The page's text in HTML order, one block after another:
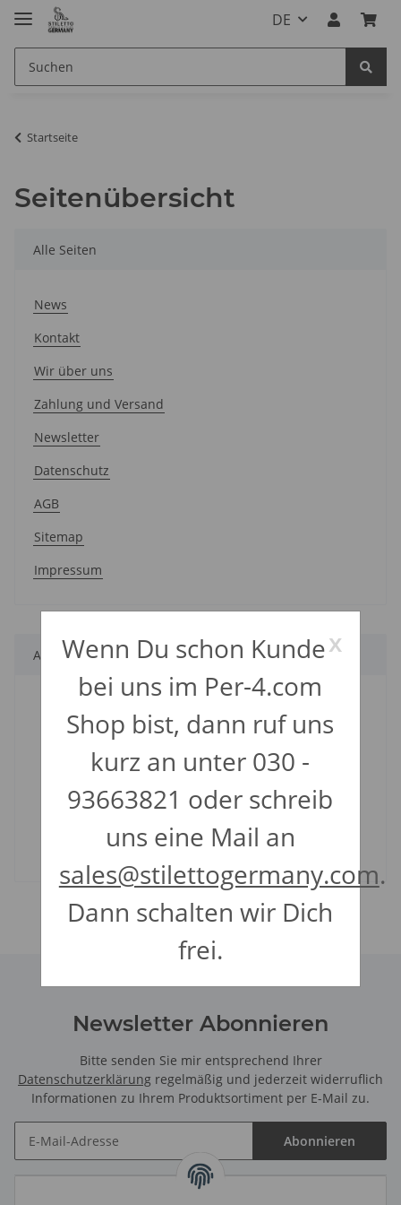
DE
Startseite
Seitenübersicht
Alle Seiten
News
Kontakt
Wir über uns
Zahlung und Versand
Newsletter
Datenschutz
AGB
Sitemap
Impressum
Alle Kategorien
Nadeln
Piercing Packs
Placement Rings
Skin Marker
Newsletter Abonnieren
Bitte senden Sie mir entsprechend Ihrer
Datenschutzerklärung regelmäßig und jederzeit widerruflich
Informationen zu Ihrem Produktsortiment per E-Mail zu.
Abonnieren
x
Wenn Du schon Kunde
bei uns im Per-4.com
Shop bist, dann ruf uns
kurz an unter 030 -
93663821 oder schreib
uns eine Mail an
sales@stilettogermany.com.
Dann schalten wir Dich
frei.